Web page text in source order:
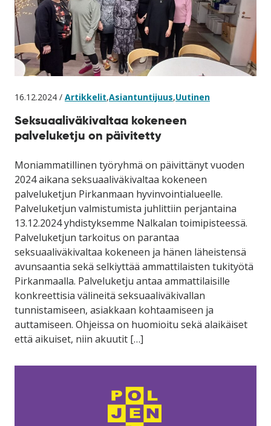
16.12.2024 / Artikkelit,Asiantuntijuus,Uutinen
Seksuaaliväkivaltaa kokeneen
palveluketju on päivitetty
Moniammatillinen työryhmä on päivittänyt vuoden
2024 aikana seksuaaliväkivaltaa kokeneen
palveluketjun Pirkanmaan hyvinvointialueelle.
Palveluketjun valmistumista juhlittiin perjantaina
13.12.2024 yhdistyksemme Nalkalan toimipisteessä.
Palveluketjun tarkoitus on parantaa
seksuaaliväkivaltaa kokeneen ja hänen läheistensä
avunsaantia sekä selkiyttää ammattilaisten tukityötä
Pirkanmaalla. Palveluketju antaa ammattilaisille
konkreettisia välineitä seksuaaliväkivallan
tunnistamiseen, asiakkaan kohtaamiseen ja
auttamiseen. Ohjeissa on huomioitu sekä alaikäiset
että aikuiset, niin akuutit […]